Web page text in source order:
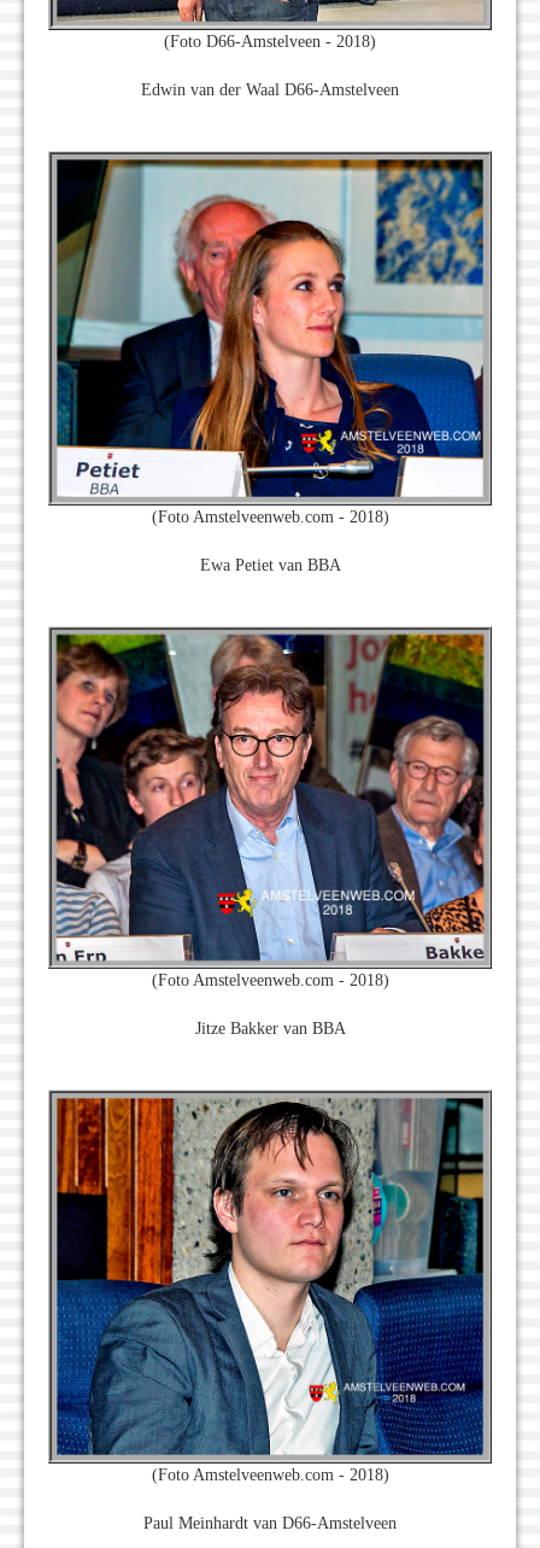
(Foto D66-Amstelveen - 2018)
Edwin van der Waal D66-Amstelveen
(Foto Amstelveenweb.com - 2018)
Ewa Petiet van BBA
(Foto Amstelveenweb.com - 2018)
Jitze Bakker van BBA
(Foto Amstelveenweb.com - 2018)
Paul Meinhardt van D66-Amstelveen